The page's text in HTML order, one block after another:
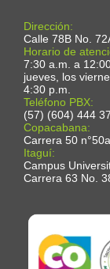
Dirección:
Calle 78B No.
Horario de
7:30 a.m. a
jueves, los
4:30 p.m.
Teléfono PBX:
(57) (604) 444
Copacabana:
Carrera 50
Itaguí:
Campus
Carrera 63 No.